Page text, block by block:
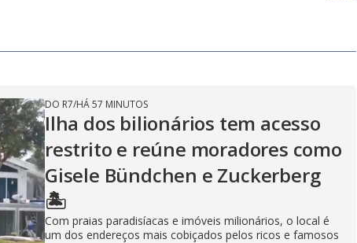
DO R7/HÁ 57 MINUTOS
Ilha dos bilionários tem acesso
restrito e reúne moradores como
Gisele Bündchen e Zuckerberg
🏝️
Com praias paradisíacas e imóveis milionários, o local é
um dos endereços mais cobiçados pelos ricos e famosos